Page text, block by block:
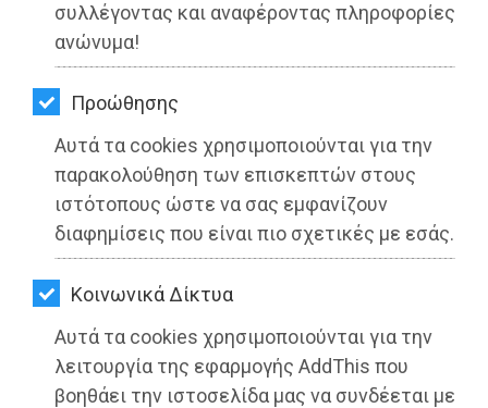
συλλέγοντας και αναφέροντας πληροφορίες
ανώνυμα!
Προώθησης
Αυτά τα cookies χρησιμοποιούνται για την
παρακολούθηση των επισκεπτών στους
ιστότοπους ώστε να σας εμφανίζουν
διαφημίσεις που είναι πιο σχετικές με εσάς.
Kοινωνικά Δίκτυα
Αυτά τα cookies χρησιμοποιούνται για την
λειτουργία της εφαρμογής AddThis που
βοηθάει την ιστοσελίδα μας να συνδέεται με
ΠΕΡΙΒΑΛΛΟΝ
ΚΑΤΟΙΚΙΔΙΟ
ΑΓΓΕΛΙΕΣ
ΕΦΗΜΕΡΙΔΕΣ
OΔΗΓΟΣ
ΑΓΟΡΑΣ
ΨΙΘΥΡΟΙ
ΑΠΟΣΤΟΛΗ
ΑΡΘΡΩΝ
Στον ELLADA fm ο Νίκος Καραχάλιος
(audio)
Διαβάστηκε 2390 φορές
Από τo Dimotisnews